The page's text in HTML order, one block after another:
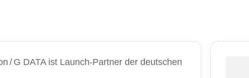
/ G DATA ist Launch-Partner der deutschen